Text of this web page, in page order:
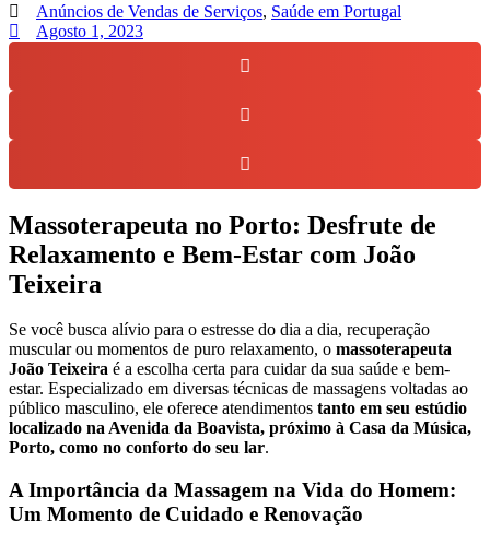
Anúncios de Vendas de Serviços, Saúde em Portugal
Agosto 1, 2023
Massoterapeuta no Porto: Desfrute de
Relaxamento e Bem-Estar com João
Teixeira
Se você busca alívio para o estresse do dia a dia, recuperação
muscular ou momentos de puro relaxamento, o massoterapeuta
João Teixeira é a escolha certa para cuidar da sua saúde e bem-
estar. Especializado em diversas técnicas de massagens voltadas ao
público masculino, ele oferece atendimentos tanto em seu estúdio
localizado na Avenida da Boavista, próximo à Casa da Música,
Porto, como no conforto do seu lar.
A Importância da Massagem na Vida do Homem:
Um Momento de Cuidado e Renovação